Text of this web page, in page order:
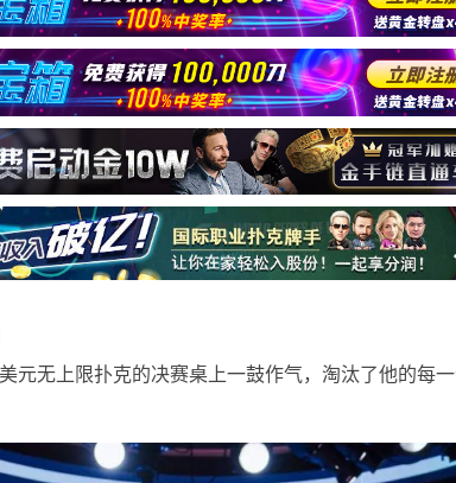
元无上限扑克的决赛桌上一鼓作气，淘汰了他的每